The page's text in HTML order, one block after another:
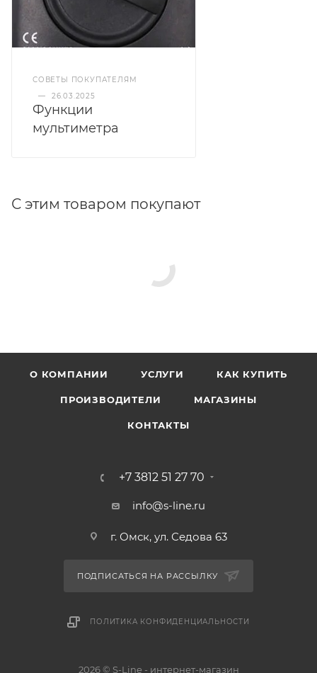
СОВЕТЫ ПОКУПАТЕЛЯМ
—
26.03.2025
Функции
мультиметра
С этим товаром покупают
О КОМПАНИИ УСЛУГИ КАК КУПИТЬ
ПРОИЗВОДИТЕЛИ МАГАЗИНЫ
КОНТАКТЫ
+7 3812 51 27 70
info@s-line.ru
г. Омск, ул. Седова 63
ПОДПИСАТЬСЯ НА РАССЫЛКУ
ПОЛИТИКА КОНФИДЕНЦИАЛЬНОСТИ
2026 © S-Line - интернет-магазин